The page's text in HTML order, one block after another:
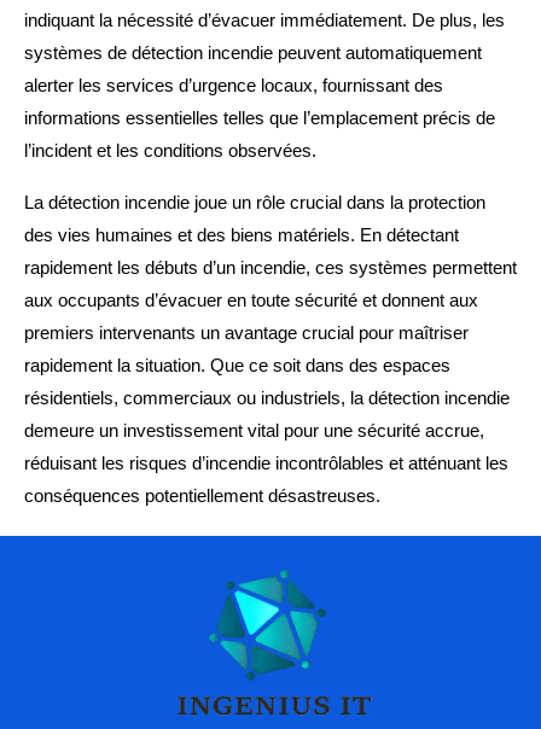
indiquant la nécessité d’évacuer immédiatement. De plus, les
systèmes de détection incendie peuvent automatiquement
alerter les services d’urgence locaux, fournissant des
informations essentielles telles que l’emplacement précis de
l’incident et les conditions observées.
La détection incendie joue un rôle crucial dans la protection
des vies humaines et des biens matériels. En détectant
rapidement les débuts d’un incendie, ces systèmes permettent
aux occupants d’évacuer en toute sécurité et donnent aux
premiers intervenants un avantage crucial pour maîtriser
rapidement la situation. Que ce soit dans des espaces
résidentiels, commerciaux ou industriels, la détection incendie
demeure un investissement vital pour une sécurité accrue,
réduisant les risques d’incendie incontrôlables et atténuant les
conséquences potentiellement désastreuses.